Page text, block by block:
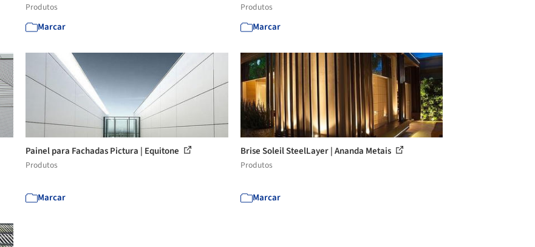
Produtos
Marcar
Produtos
Marcar
Painel para Fachadas Pictura | Equitone
Produtos
Marcar
Brise Soleil SteelLayer | Ananda Metais
Produtos
Marcar